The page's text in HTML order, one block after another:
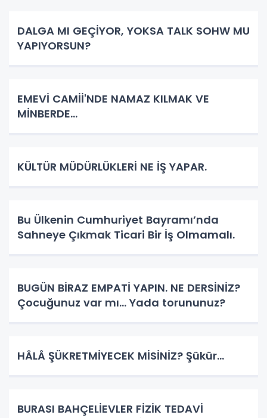
DALGA MI GEÇİYOR, YOKSA TALK SOHW MU
YAPIYORSUN?
EMEVİ CAMİİ'NDE NAMAZ KILMAK VE
MİNBERDE...
KÜLTÜR MÜDÜRLÜKLERİ NE İŞ YAPAR.
Bu Ülkenin Cumhuriyet Bayramı’nda
Sahneye Çıkmak Ticari Bir İş Olmamalı.
BUGÜN BİRAZ EMPATİ YAPIN. NE DERSİNİZ?
Çocuğunuz var mı... Yada torununuz?
HÂLÂ ŞÜKRETMİYECEK MİSİNİZ? Şükür...
BURASI BAHÇELİEVLER FİZİK TEDAVİ